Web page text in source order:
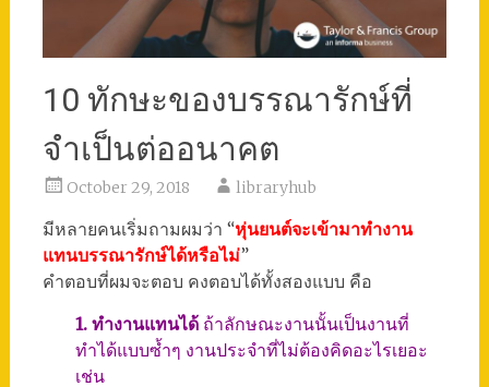
10 ทักษะของบรรณารักษ์ที่
จำเป็นต่ออนาคต
October 29, 2018 libraryhub
มีหลายคนเริ่มถามผมว่า “หุ่นยนต์จะเข้ามาทำงาน
แทนบรรณารักษ์ได้หรือไม่”
คำตอบที่ผมจะตอบ คงตอบได้ทั้งสองแบบ คือ
1. ทำงานแทนได้ถ้าลักษณะงานนั้นเป็นงานที่
ทำได้แบบซ้ำๆ งานประจำที่ไม่ต้องคิดอะไรเยอะ
เช่น